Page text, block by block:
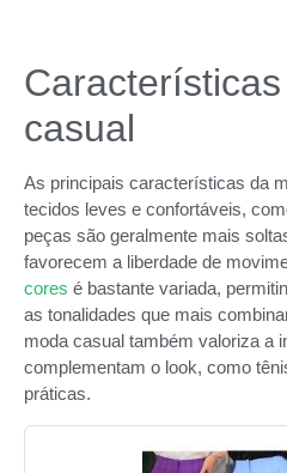
casual
As principais características da
tecidos leves e confortáveis,
peças são geralmente mais
favorecem a liberdade de
cores é bastante variada,
as tonalidades que mais
moda casual também valoriza a
complementam o look, como
práticas.